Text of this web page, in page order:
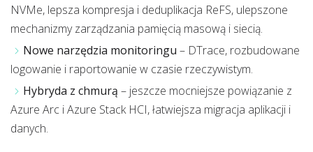
NVMe, lepsza kompresja i deduplikacja ReFS, ulepszone
mechanizmy zarządzania pamięcią masową i siecią.
Nowe narzędzia monitoringu – DTrace, rozbudowane
logowanie i raportowanie w czasie rzeczywistym.
Hybryda z chmurą – jeszcze mocniejsze powiązanie z
Azure Arc i Azure Stack HCI, łatwiejsza migracja aplikacji i
danych.